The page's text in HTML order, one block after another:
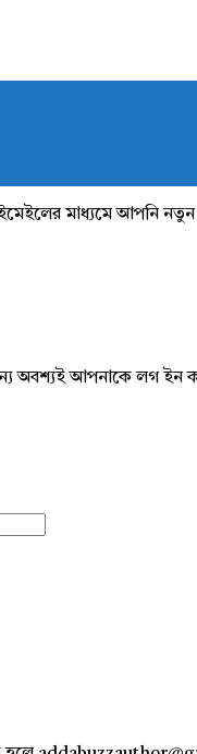
মাধ্যমে আপনি নতুন
অবশ্যই আপনাকে লগ ইন